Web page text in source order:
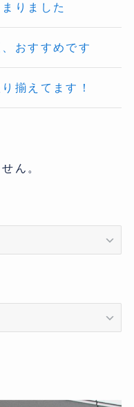
りました
おすすめです
揃えてます！
ん。